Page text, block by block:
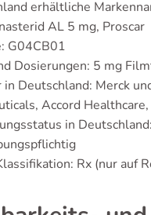
erhältliche
AL 5 mg, Proscar
G04CB01
Dosierungen: 5 mg
Deutschland: Merck
Accord Healthcare,
in Deutschland:
Rx (nur auf